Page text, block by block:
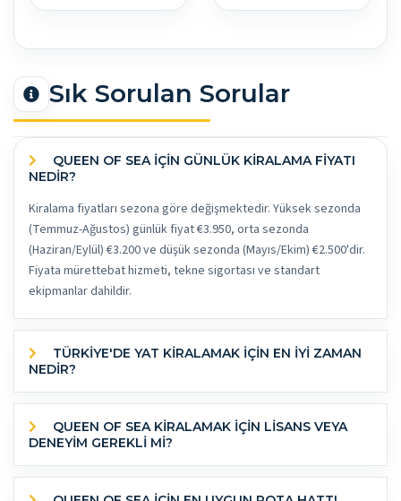
Sık Sorulan Sorular
NEDİR?
Kiralama fiyatları sezona göre değişmektedir. Yüksek sezonda
(Temmuz-Ağustos) günlük fiyat €3.950, orta sezonda
(Haziran/Eylül) €3.200 ve düşük sezonda (Mayıs/Ekim) €2.500'dir.
Fiyata mürettebat hizmeti, tekne sigortası ve standart
ekipmanlar dahildir.
NEDİR?
DENEYİM GEREKLİ Mİ?